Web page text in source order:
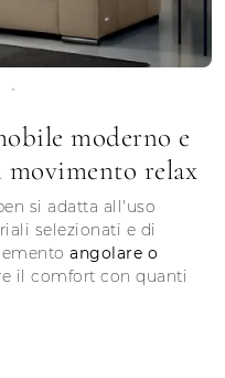
moderno e
movimento relax
si adatta all'uso
selezionati e di
angolare o
il comfort con quanti